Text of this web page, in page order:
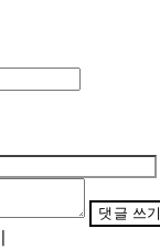
댓글 쓰기